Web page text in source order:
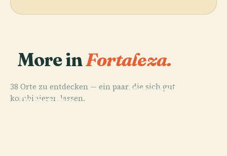
More inFortaleza.
38 Orte zu entdecken — ein paar, die sich gut
kombinieren lassen.
PLACE
Palast Der
Museum Für
PLACE